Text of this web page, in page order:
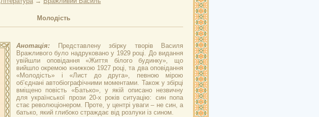
Молодість
Анотація:
Представлену збірку творів Василя
Вражливого було надруковано у 1929 році. До видання
увійшли оповідання «Життя білого будинку», що
вийшло окремою книжкою 1927 році, та два оповідання
«Молодість» і «Лист до друга», певною мірою
об’єднані автобіографічними моментами. Також у збірці
вміщено повість «Батько», у якій описано незвичну
для української прози 20-х років ситуацію: син попа
стає революціонером. Проте, у центрі уваги – не син, а
батько, який глибоко страждає від розлуки із сином.